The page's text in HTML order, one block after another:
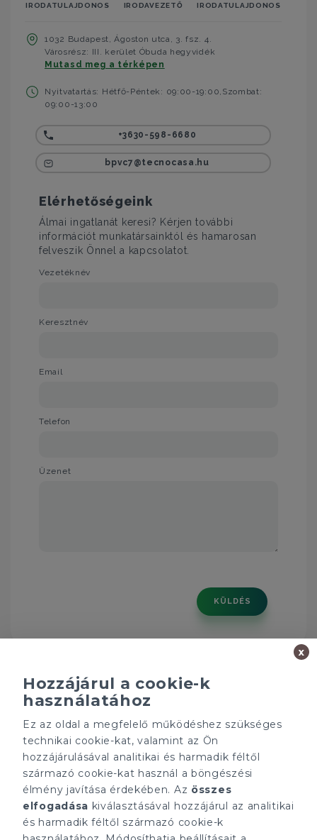
IRODATULAJDONOS
IRODAVEZETŐ
IRODATULAJDONOS
1032 Budapest, Ágoston utca, 3. fsz. 4.
Városrész: III. kerület Óbuda hegyvidék
Mutasd meg a térképen
Nyitvatartás: Hétfő-Péntek: 09:00-19:00,Szombat:
09:00-13:00
+3630-598-6680
bpvc7@tecnocasa.hu
Elérhetőségeink
Álmai ingatlanát keresi? Kérjen további
információt munkatársainktól és hamarosan
felveszik Önnel a kapcsolatot.
Vezetéknév
Keresztnév
Email
Telefon
Üzenet
KÜLDÉS
Minden ügynökségnek saját tulajdonosa van és önállóan
működik.
ÁRFOLYAM 06/08/2026
EUR 363.03 HUF
CÉGÜNK
Gruppo T.F.M. Szolgáltató
ELÉRHETŐSÉGEINK
tecnocasa.hu
Hozzájárul a cookie-k
használatához
Ez az oldal a megfelelő működéshez szükséges
technikai cookie-kat, valamint az Ön
hozzájárulásával analitikai és harmadik féltől
származó cookie-kat használ a böngészési
élmény javítása érdekében. Az összes
elfogadása kiválasztásával hozzájárul az analitikai
és harmadik féltől származó cookie-k
x